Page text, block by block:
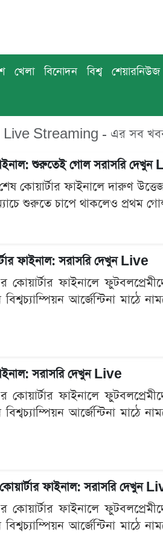
খেলা বিনোদন বিশ্ব শেয়ারনিউজ
Streaming - এর সব
ফাইনাল: শুরুতেই গোল সরাসরি
কোয়ার্টার ফাইনালে দারুণ
শুরুতে চাপে থাকলেও প্রথম
ফাইনাল: সরাসরি দেখুন Live
কোয়ার্টার ফাইনালে
আর্জেন্টিনা মাঠে
সরাসরি দেখুন Live
কোয়ার্টার ফাইনালে
আর্জেন্টিনা মাঠে
ফাইনাল: সরাসরি দেখুন
কোয়ার্টার ফাইনালে
আর্জেন্টিনা মাঠে